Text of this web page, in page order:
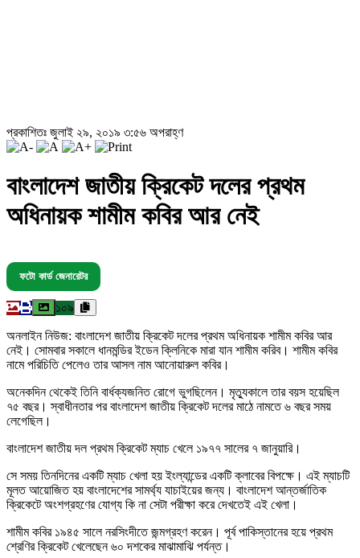
প্রকাশিতঃ জুলাই ২৯, ২০১৯ ৩:৫৬ অপরাহ্ণ
বাংলাদেশ জাতীয় ক্রিকেট দলের প্রথম
অধিনায়ক শামীম কবির আর নেই
ফটো কার্ড জেনারেটর
১০৯
অনলাইন নিউজ: বাংলাদেশ জাতীয় ক্রিকেট দলের প্রথম অধিনায়ক শামীম কবির আর
নেই। সোমবার সকালে ধানমন্ডির ইডেন ক্লিনিকে মারা যান শামীম করিব। শামীম কবির
নামে পরিচিতি পেলেও তার আসল নাম আনোয়ারুল কবির।
অনেকদিন থেকেই তিনি বার্ধক্যজনিত রোগে ভুগছিলেন। মৃত্যুকালে তার বয়স হয়েছিল
৭৫ বছর। স্বাধীনতার পর বাংলাদেশ জাতীয় ক্রিকেট দলের মাঠে নামতে ৬ বছর সময়
লেগেছিল।
বাংলাদেশ জাতীয় দল প্রথম ক্রিকেট ম্যাচ খেলে ১৯৭৭ সালের ৭ জানুয়ারি।
সে সময় তিনদিনের একটি ম্যাচ খেলা হয় ইংল্যান্ডের একটি ক্লাবের বিপক্ষে। এই ম্যাচটি
মূলত আয়োজিত হয় বাংলাদেশের সামর্থ্য যাচাইয়ের জন্য। বাংলাদেশ আন্তর্জাতিক
ক্রিকেটে অংশগ্রহণের যোগ্য কি না সেটা পরীক্ষা করে দেখতেই এই খেলা।
শামীম কবির ১৯৪৫ সালে নরসিংদীতে জন্মগ্রহণ করেন। পূর্ব পাকিস্তানের হয়ে প্রথম
শ্রেণির ক্রিকেট খেলেছেন ৬০ দশকের মাঝামাঝি পর্যন্ত।